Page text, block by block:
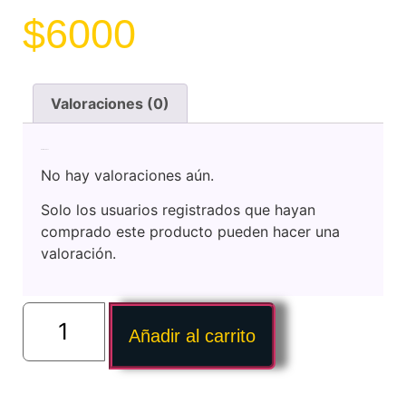
$6000
Valoraciones (0)
No hay valoraciones aún.
Solo los usuarios registrados que hayan
comprado este producto pueden hacer una
valoración.
Añadir al carrito